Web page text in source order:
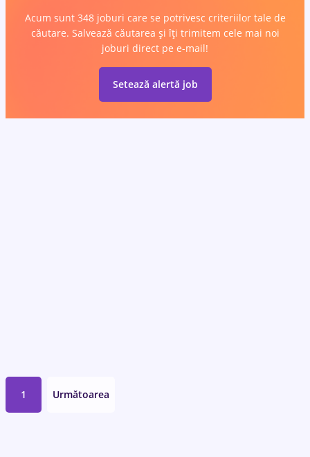
Acum sunt 348 joburi care se potrivesc criteriilor tale de
căutare. Salvează căutarea și îți trimitem cele mai noi
joburi direct pe e-mail!
Setează alertă job
1 Următoarea